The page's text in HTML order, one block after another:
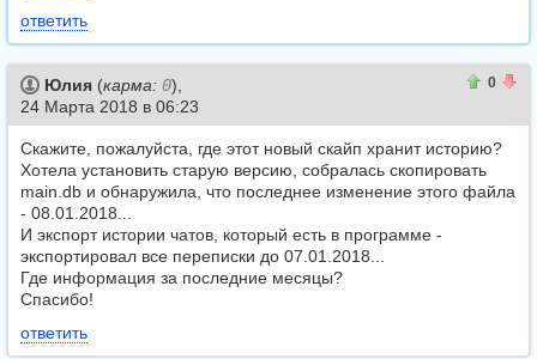
ответить
0
Юлия (карма: 0),
24 Марта 2018 в 06:23
Скажите, пожалуйста, где этот новый скайп хранит историю?
Хотела установить старую версию, собралась скопировать
main.db и обнаружила, что последнее изменение этого файла
- 08.01.2018...
И экспорт истории чатов, который есть в программе -
экспортировал все переписки до 07.01.2018...
Где информация за последние месяцы?
Спасибо!
ответить